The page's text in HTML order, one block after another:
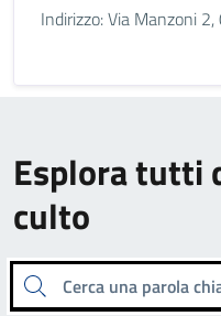
Indirizzo: Via Manzoni
Esplora tutti
culto
Cerca una parola chiave